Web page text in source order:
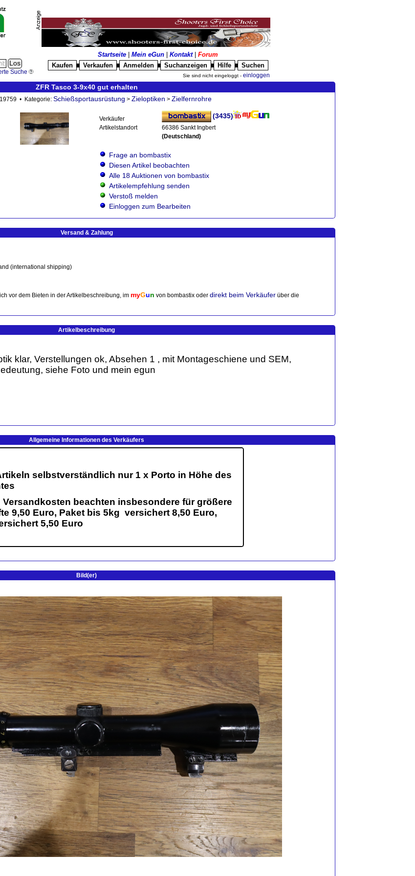
Suche
Startseite Mein eGun Kontakt| Forum
Kaufen
Verkaufen Anmelden Suchanzeigen Hilfe Suchen
Sie sind nicht eingeloggt - einloggen
ZFR Tasco 3-9x40 gut erhalten
• Kategorie: Schießsportausrüstung > Zieloptiken > Zielfernrohre
Verkäufer (3435)
Artikelstandort
66386 Sankt Ingbert
(Deutschland)
Frage an bombastix
Diesen Artikel beobachten
Alle 18 Auktionen von bombastix
Artikelempfehlung senden
Verstoß melden
Einloggen zum Bearbeiten
Versand & Zahlung
(international shipping)
vor dem Bieten in der Artikelbeschreibung, im myGun von bombastix oder direkt beim Verkäufer über die
Artikelbeschreibung
klar, Verstellungen ok, Absehen 1 , mit Montageschiene und SEM,
siehe Foto und mein egun
Allgemeine Informationen des Verkäufers
Bild(er)